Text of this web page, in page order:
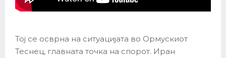
Тој се осврна на ситуацијата во Ормускиот
Теснец, главната точка на спорот. Иран